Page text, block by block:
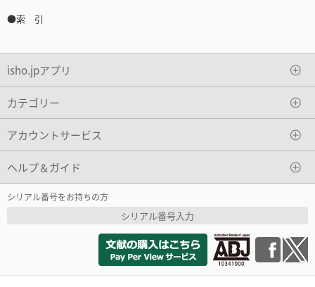
●索 引
isho.jpアプリ
カテゴリー
アカウントサービス
ヘルプ＆ガイド
シリアル番号をお持ちの方
シリアル番号入力